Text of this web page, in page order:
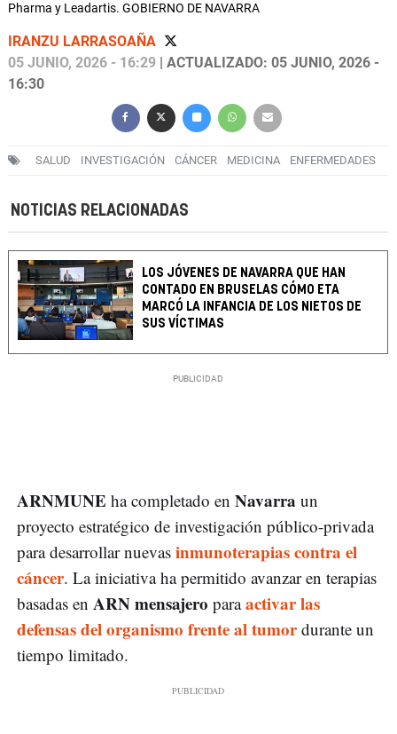
Pharma y Leadartis. GOBIERNO DE NAVARRA
IRANZU LARRASOAÑA
05 JUNIO, 2026 - 16:29 | ACTUALIZADO: 05 JUNIO, 2026 -
16:30
SALUD INVESTIGACIÓN CÁNCER MEDICINA ENFERMEDADES
NOTICIAS RELACIONADAS
LOS JÓVENES DE NAVARRA QUE HAN
CONTADO EN BRUSELAS CÓMO ETA
MARCÓ LA INFANCIA DE LOS NIETOS DE
SUS VÍCTIMAS
ARNMUNE ha completado en Navarra un
proyecto estratégico de investigación público-privada
para desarrollar nuevas inmunoterapias contra el
cáncer. La iniciativa ha permitido avanzar en terapias
basadas en ARN mensajero paraactivar las
defensas del organismo frente al tumordurante un
tiempo limitado.